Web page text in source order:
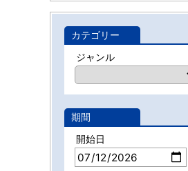
カテゴリー
ジャンル
期間
開始日